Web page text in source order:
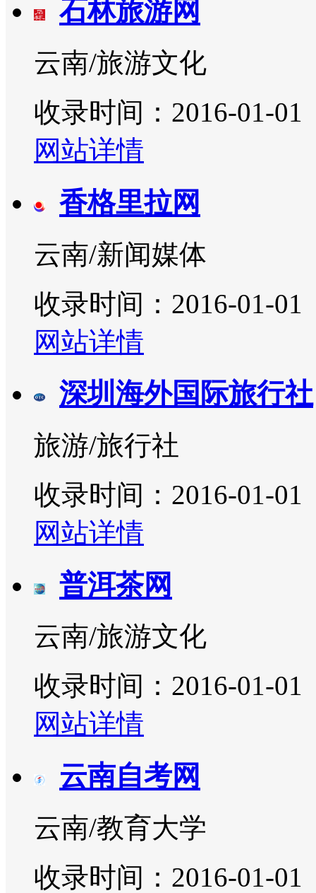
石林旅游网
云南/旅游文化
收录时间：2016-01-01
网站详情
香格里拉网
云南/新闻媒体
收录时间：2016-01-01
网站详情
深圳海外国际旅行社
旅游/旅行社
收录时间：2016-01-01
网站详情
普洱茶网
云南/旅游文化
收录时间：2016-01-01
网站详情
云南自考网
云南/教育大学
收录时间：2016-01-01